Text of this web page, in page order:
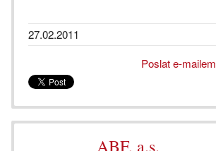
27.02.2011
Poslat e-mailem
ABF, a.s.